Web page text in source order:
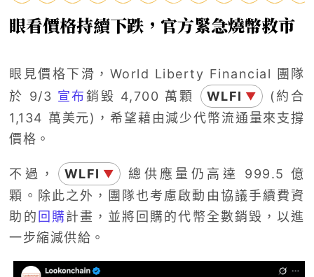
眼看價格持續下跌，官方緊急燒幣救市
眼見價格下滑，World Liberty Financial 團隊
於 9/3 宣布銷毀 4,700 萬顆 WLFI ▼
(約合
1,134 萬美元)，希望藉由減少代幣流通量來支撐
價格。
不過， WLFI ▼
總供應量仍高達 999.5 億
顆。除此之外，團隊也考慮啟動由協議手續費資
助的 回購計畫，並將回購的代幣全數銷毀，以進
一步縮減供給。